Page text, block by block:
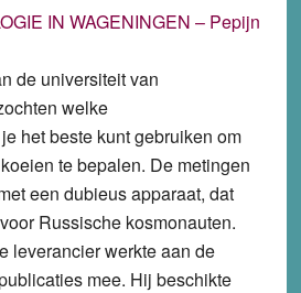
IN WAGENINGEN – Pepijn
de universiteit van
welke
het beste kunt gebruiken om
te bepalen. De metingen
een dubieus apparaat, dat
Russische kosmonauten.
leverancier werkte aan de
mee. Hij beschikte